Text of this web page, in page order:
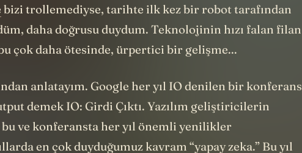
bizi trollemediyse, tarihte ilk kez bir robot tarafından
daha doğrusu duydum. Teknolojinin hızı falan filan
çok daha ötesinde, ürpertici bir gelişme...
anlatayım. Google her yıl IO denilen bir konferans
demek IO: Girdi Çıktı. Yazılım geliştiricilerin
bu ve konferansta her yıl önemli yenilikler
en çok duyduğumuz kavram “yapay zeka.” Bu yıl